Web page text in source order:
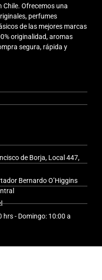
Chile. Ofrecemos una
perfumes
de las mejores marcas
originalidad, aromas
segura, rápida y
de Borja, Local 447,
Bernardo O’Higgins
hrs - Domingo: 10:00 a